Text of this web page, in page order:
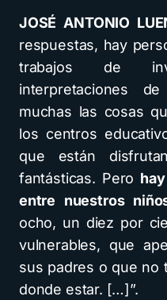
JOSÉ ANTONIO
respuestas, hay
trabajos de
interpretaciones
muchas las cosas
los centros
que están
fantásticas. Pero
entre nuestros
ocho, un diez por
vulnerables, que
sus padres o que no
donde estar. […]”.